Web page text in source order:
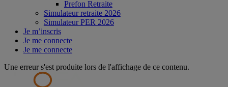
Prefon Retraite
Simulateur retraite 2026
Simulateur PER 2026
Je m’inscris
Je me connecte
Je me connecte
Une erreur s'est produite lors de l'affichage de ce contenu.